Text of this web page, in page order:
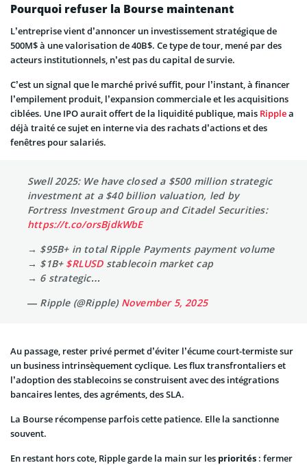
Pourquoi refuser la Bourse maintenant
L’entreprise vient d’annoncer un investissement stratégique de
500M$ à une valorisation de 40B$. Ce type de tour, mené par des
acteurs institutionnels, n’est pas du capital de survie.
C’est un signal que le marché privé suffit, pour l’instant, à financer
l’empilement produit, l’expansion commerciale et les acquisitions
ciblées. Une IPO aurait offert de la liquidité publique, mais Ripplea
déjà traité ce sujet en interne via des rachats d’actions et des
fenêtres pour salariés.
Swell 2025: We have closed a $500 million strategic
investment at a $40 billion valuation, led by
Fortress Investment Group and Citadel Securities:
https://t.co/orsBjdkWbE
→ $95B+ in total Ripple Payments payment volume
→ $1B+ $RLUSDstablecoin market cap
→ 6 strategic…
— Ripple (@Ripple) November 5, 2025
Au passage, rester privé permet d’éviter l’écume court-termiste sur
un business intrinsèquement cyclique. Les flux transfrontaliers et
l’adoption des stablecoins se construisent avec des intégrations
bancaires lentes, des agréments, des SLA.
La Bourse récompense parfois cette patience. Elle la sanctionne
souvent.
En restant hors cote, Ripple garde la main sur les priorités : fermer